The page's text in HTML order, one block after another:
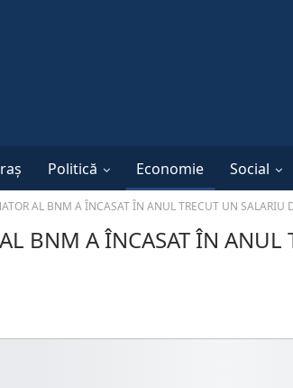
Politică Economie Social
AL BNM A ÎNCASAT ÎN ANUL TRECUT UN SALARIU
BNM A ÎNCASAT ÎN ANUL